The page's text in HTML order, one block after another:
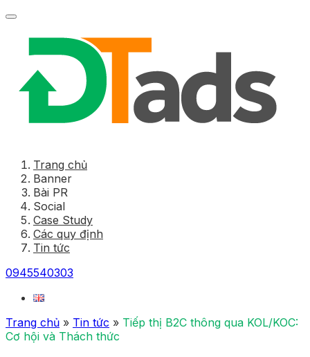
Trang chủ
Banner
Bài PR
Social
Case Study
Các quy định
Tin tức
0945540303
Trang chủ » Tin tức » Tiếp thị B2C thông qua KOL/KOC:
Cơ hội và Thách thức